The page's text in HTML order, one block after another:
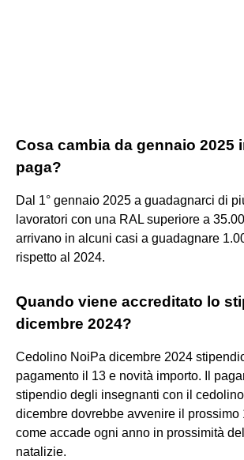
Cosa cambia da gennaio 2025
paga?
Dal 1° gennaio 2025 a guadagnarci di
lavoratori con una RAL superiore a
arrivano in alcuni casi a guadagnare
rispetto al 2024.
Quando viene accreditato lo
dicembre 2024?
Cedolino NoiPa dicembre 2024
pagamento il 13 e novità importo. Il
stipendio degli insegnanti con il
dicembre dovrebbe avvenire il prossimo
come accade ogni anno in prossimità
natalizie.